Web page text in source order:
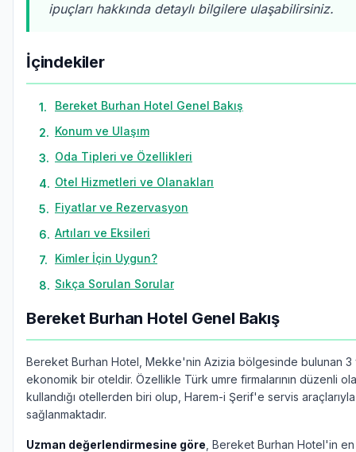
ipuçları hakkında detaylı bilgilere ulaşabilirsiniz.
İçindekiler
1.
Bereket Burhan Hotel Genel Bakış
2. Konum ve Ulaşım
3. Oda Tipleri ve Özellikleri
4. Otel Hizmetleri ve Olanakları
5. Fiyatlar ve Rezervasyon
6. Artıları ve Eksileri
7.
Kimler İçin Uygun?
8. Sıkça Sorulan Sorular
Bereket Burhan Hotel Genel Bakış
Bereket Burhan Hotel, Mekke'nin Azizia bölgesinde bulunan 3
ekonomik bir oteldir. Özellikle Türk umre firmalarının düzenli
kullandığı otellerden biri olup, Harem-i Şerif'e servis araçlarıyla
sağlanmaktadır.
Uzman değerlendirmesine göre , Bereket Burhan Hotel'in